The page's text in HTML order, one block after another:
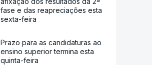
fase e das reapreciações esta
sexta-feira
Prazo para as candidaturas ao
ensino superior termina esta
quinta-feira